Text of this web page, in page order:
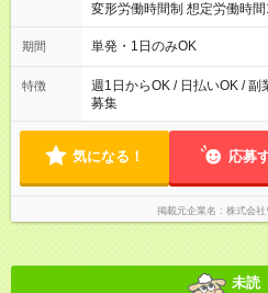
変形労働時間制 想定労働時間160時間/月 【シ
～21：00
期間 単発・1日のみOK
特徴
週1日からOK / 日払いOK /
募集
気になる！ 応募
掲載元企業名 株式会社
未読